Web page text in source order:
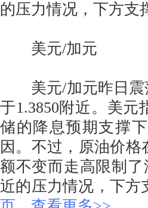
的压力情况，下方支
美元/加元
美元/加元昨日震
于1.3850附近。美
储的降息预期支撑
因。不过，原油价格
额不变而走高限制了
近的压力情况，下方